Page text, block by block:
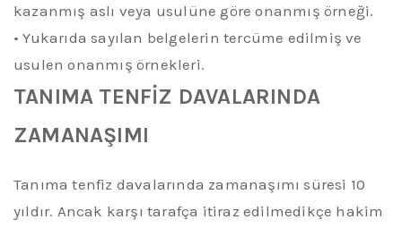
kazanmış aslı veya usulüne göre onanmış örneği.
•Yukarıda sayılan belgelerin tercüme edilmiş ve
usulen onanmış örnekleri.
TANIMA TENFİZ DAVALARINDA
ZAMANAŞIMI
Tanıma tenfiz davalarında zamanaşımı süresi 10
yıldır. Ancak karşı tarafça itiraz edilmedikçe hakim